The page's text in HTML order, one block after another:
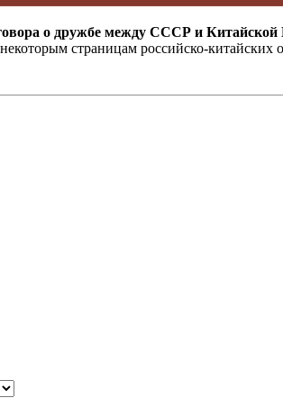
о дружбе между СССР и Китайской
страницам российско-китайских